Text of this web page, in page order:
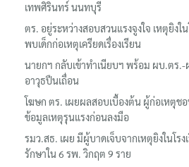
เทพศิรินทร์ นนทบุรี
ตร. อยู่ระหว่างสอบสวนแรงจูงใจ เหตุยิงใ
พบเด็กก่อเหตุเครียดเรื่องเรียน
นายกฯ กลับเข้าทำเนียบฯ พร้อม ผบ.ตร
อาวุธปืนเถื่อน
โฆษก ตร. เผยผลสอบเบื้องต้น ผู้ก่อเหตุช
ข้อมูลเหตุรุนแรงก่อนลงมือ
รมว.สธ. เผย มีผู้บาดเจ็บจากเหตุยิงในโร
รักษาใน 6 รพ. วิกฤต 9 ราย